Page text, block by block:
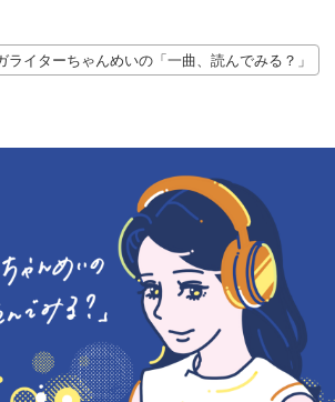
ライターちゃんめいの「一曲、読んでみる？」